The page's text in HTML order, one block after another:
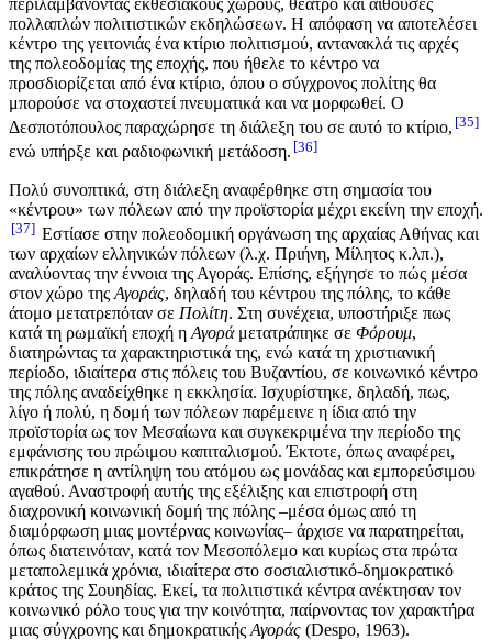
πολλαπλών πολιτιστικών εκδηλώσεων. Η απόφαση να αποτελέσει
κέντρο της γειτονιάς ένα κτίριο πολιτισμού, αντανακλά τις αρχές
της πολεοδομίας της εποχής, που ήθελε το κέντρο να
προσδιορίζεται από ένα κτίριο, όπου ο σύγχρονος πολίτης θα
μπορούσε να στοχαστεί πνευματικά και να μορφωθεί. Ο
Δεσποτόπουλος παραχώρησε τη διάλεξη του σε αυτό το κτίριο, 35
ενώ υπήρξε και ραδιοφωνική μετάδοση. 36
Πολύ συνοπτικά, στη διάλεξη αναφέρθηκε στη σημασία του
«κέντρου» των πόλεων από την προϊστορία μέχρι εκείνη την εποχή.
37
Εστίασε στην πολεοδομική οργάνωση της αρχαίας Αθήνας και
των αρχαίων ελληνικών πόλεων (λ.χ. Πριήνη, Μίλητος κ.λπ.),
αναλύοντας την έννοια της Αγοράς. Επίσης, εξήγησε το πώς μέσα
στον χώρο της Αγοράς, δηλαδή του κέντρου της πόλης, το κάθε
άτομο μετατρεπόταν σε Πολίτη. Στη συνέχεια, υποστήριξε πως
κατά τη ρωμαϊκή εποχή η Αγοράμετατράπηκε σε Φόρουμ,
διατηρώντας τα χαρακτηριστικά της, ενώ κατά τη χριστιανική
περίοδο, ιδιαίτερα στις πόλεις του Βυζαντίου, σε κοινωνικό κέντρο
της πόλης αναδείχθηκε η εκκλησία. Ισχυρίστηκε, δηλαδή, πως,
λίγο ή πολύ, η δομή των πόλεων παρέμεινε η ίδια από την
προϊστορία ως τον Μεσαίωνα και συγκεκριμένα την περίοδο της
εμφάνισης του πρώιμου καπιταλισμού. Έκτοτε, όπως αναφέρει,
επικράτησε η αντίληψη του ατόμου ως μονάδας και εμπορεύσιμου
αγαθού. Αναστροφή αυτής της εξέλιξης και επιστροφή στη
διαχρονική κοινωνική δομή της πόλης –μέσα όμως από τη
διαμόρφωση μιας μοντέρνας κοινωνίας– άρχισε να παρατηρείται,
όπως διατεινόταν, κατά τον Μεσοπόλεμο και κυρίως στα πρώτα
μεταπολεμικά χρόνια, ιδιαίτερα στο σοσιαλιστικό-δημοκρατικό
κράτος της Σουηδίας. Εκεί, τα πολιτιστικά κέντρα ανέκτησαν τον
κοινωνικό ρόλο τους για την κοινότητα, παίρνοντας τον χαρακτήρα
μιας σύγχρονης και δημοκρατικής Αγοράς (Despo, 1963).